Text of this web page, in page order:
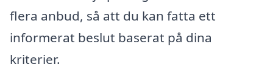
flera anbud, så att du kan fatta ett
informerat beslut baserat på dina
kriterier.